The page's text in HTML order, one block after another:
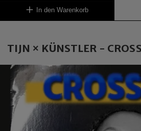
In den Warenkorb
TIJN × KÜNSTLER -